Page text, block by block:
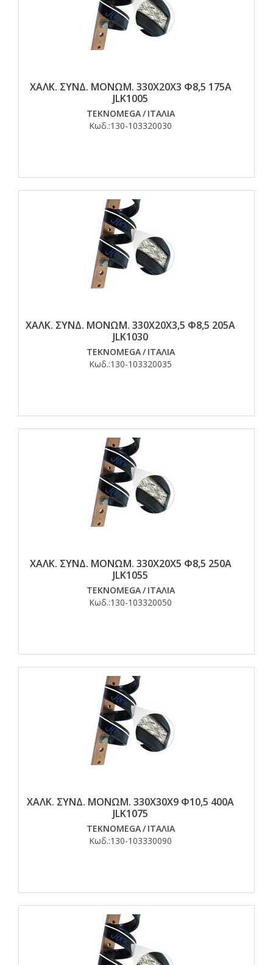
ΧΑΛΚ. ΣΥΝΔ. ΜΟΝΩΜ. 330Χ20Χ3 Φ8,5 175Α
JLK1005
TEKNOMEGA/ ΙΤΑΛΙΑ
Κωδ.:130-103320030
ΧΑΛΚ. ΣΥΝΔ. ΜΟΝΩΜ. 330Χ20Χ3,5 Φ8,5 205Α
JLK1030
TEKNOMEGA/ ΙΤΑΛΙΑ
Κωδ.:130-103320035
ΧΑΛΚ. ΣΥΝΔ. ΜΟΝΩΜ. 330Χ20Χ5 Φ8,5 250Α
JLK1055
TEKNOMEGA/ ΙΤΑΛΙΑ
Κωδ.:130-103320050
ΧΑΛΚ. ΣΥΝΔ. ΜΟΝΩΜ. 330Χ30Χ9 Φ10,5 400Α
JLK1075
TEKNOMEGA/ ΙΤΑΛΙΑ
Κωδ.:130-103330090